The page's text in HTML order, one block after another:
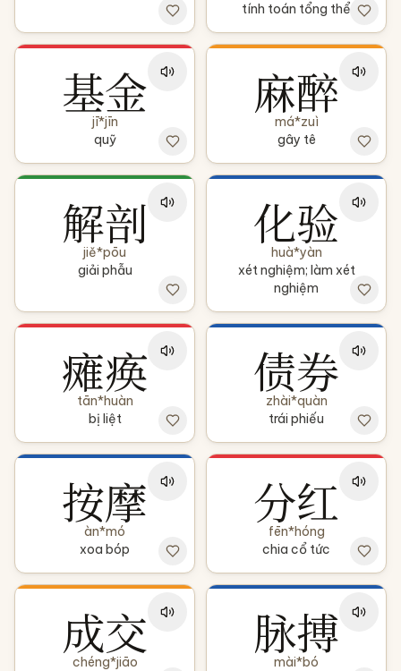
tính toán tổng thể
基金
jī*jīn
quỹ
麻醉
má*zuì
gây tê
解剖
jiě*pōu
giải phẫu
化验
huà*yàn
xét nghiệm; làm xét
nghiệm
瘫痪
tān*huàn
bị liệt
债券
zhài*quàn
trái phiếu
按摩
àn*mó
xoa bóp
分红
fēn*hóng
chia cổ tức
成交
chéng*jiāo
脉搏
mài*bó